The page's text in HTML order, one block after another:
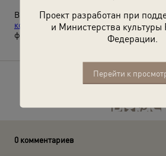
Проект разработан при
и Министерства культуры
Федерации.
Перейти к
Выставки:«Москва праздничная»,
консерватория. Большой зал»и
фотографией.
Расскажите друзьям об
0 комментариев